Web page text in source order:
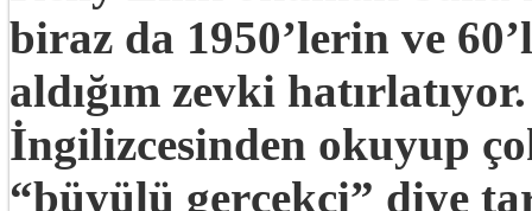
biraz da 1950’lerin ve
aldığım zevki
İngilizcesinden okuyup
“büyülü gerçekçi” diye